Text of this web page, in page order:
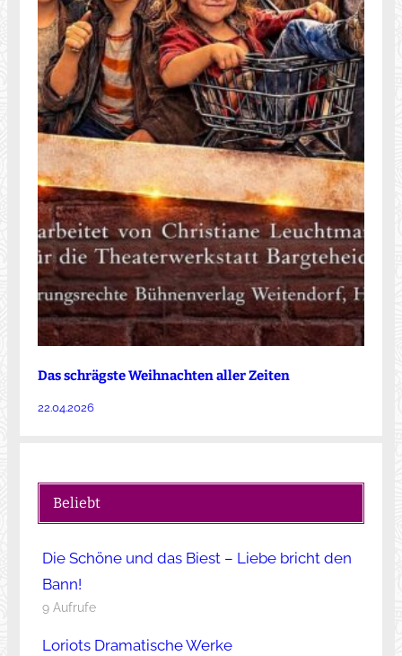
Das schrägste Weihnachten aller Zeiten
22.04.2026
Beliebt
Die Schöne und das Biest – Liebe bricht den
Bann!
9 Aufrufe
Loriots Dramatische Werke